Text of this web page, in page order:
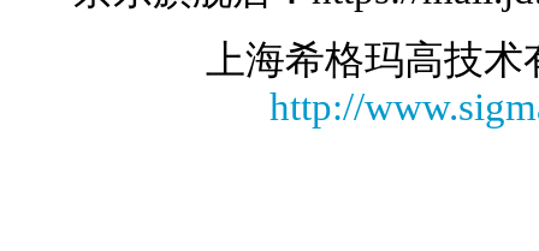
上海希格玛高技
http://